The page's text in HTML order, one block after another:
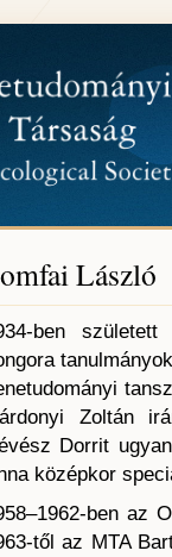
László
ben
Zoltán
Dorrit
középkor
ben az
től az MTA